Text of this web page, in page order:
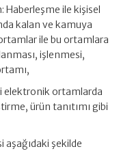
ile kişisel
kalan ve kamuya
ile bu ortamlara
işlenmesi,
elektronik ortamlarda
ürün tanıtımı gibi
aşağıdaki şekilde